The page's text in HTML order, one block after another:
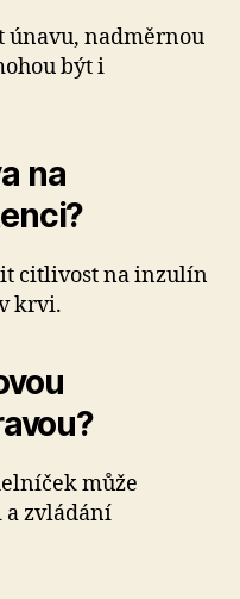
únavu, nadměrnou
být i
na
citlivost na inzulín
krvi.
může
a zvládání